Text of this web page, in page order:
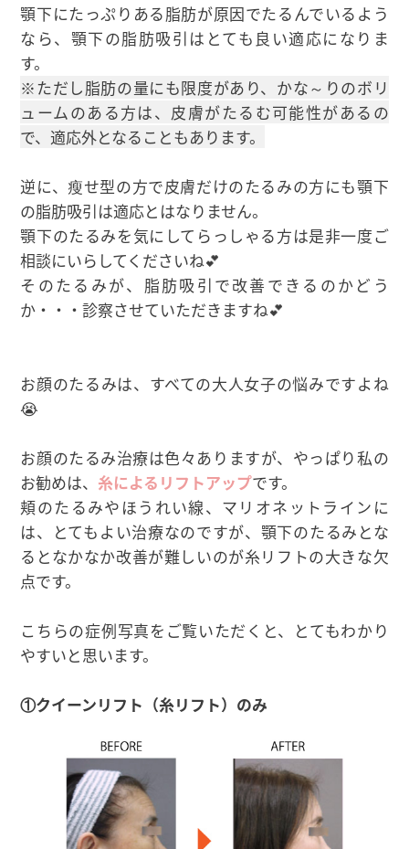
顎下にたっぷりある脂肪が原因でたるんでいるよう
なら、顎下の脂肪吸引はとても良い適応になりま
す。
※ただし脂肪の量にも限度があり、かな～りのボリ
ュームのある方は、皮膚がたるむ可能性があるの
で、適応外となることもあります。
逆に、瘦せ型の方で皮膚だけのたるみの方にも顎下
の脂肪吸引は適応とはなりません。
顎下のたるみを気にしてらっしゃる方は是非一度ご
相談にいらしてくださいね💕
そのたるみが、脂肪吸引で改善できるのかどう
か・・・診察させていただきますね💕
お顔のたるみは、すべての大人女子の悩みですよね
😭
お顔のたるみ治療は色々ありますが、やっぱり私の
お勧めは、 糸によるリフトアップです。
頬のたるみやほうれい線、マリオネットラインに
は、とてもよい治療なのですが、顎下のたるみとな
るとなかなか改善が難しいのが糸リフトの大きな欠
点です。
こちらの症例写真をご覧いただくと、とてもわかり
やすいと思います。
①クイーンリフト（糸リフト）のみ